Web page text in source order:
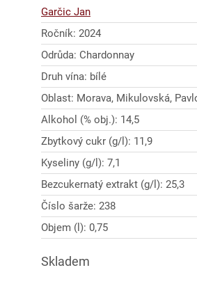
Garčic Jan
Ročník: 2024
Odrůda: Chardonnay
Druh vína: bílé
Oblast: Morava, Mikulovská,
Alkohol (% obj.): 14,5
Zbytkový cukr (g/l): 11,9
Kyseliny (g/l): 7,1
Bezcukernatý extrakt (g/l): 25,3
Číslo šarže: 238
Objem (l): 0,75
Skladem